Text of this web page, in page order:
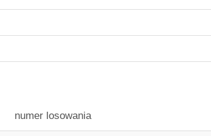
numer losowania